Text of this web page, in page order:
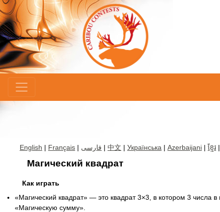
English | Français | فارسی | 中文 | Українська | Azerbaijani | ខ្មែរ
Магический квадрат
Как играть
«Магический квадрат» — это квадрат 3×3, в котором 3 числа
«Магическую сумму».